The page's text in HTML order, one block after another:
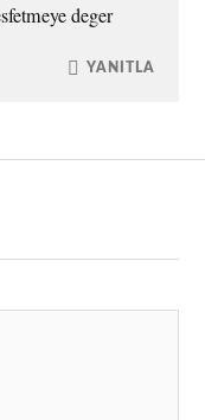
deger
YANITLA